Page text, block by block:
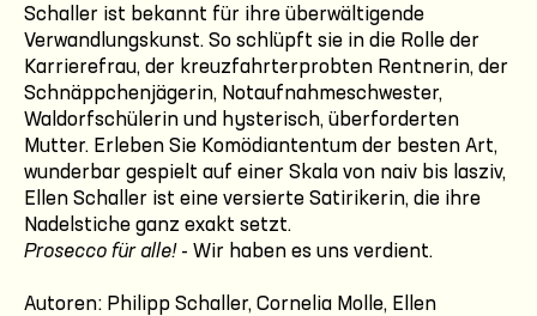
Schaller ist bekannt für ihre überwältigende
Verwandlungskunst. So schlüpft sie in die Rolle der
Karrierefrau, der kreuzfahrterprobten Rentnerin, der
Schnäppchenjägerin, Notaufnahmeschwester,
Waldorfschülerin und hysterisch, überforderten
Mutter. Erleben Sie Komödiantentum der besten Art,
wunderbar gespielt auf einer Skala von naiv bis lasziv,
Ellen Schaller ist eine versierte Satirikerin, die ihre
Nadelstiche ganz exakt setzt.
Prosecco für alle! - Wir haben es uns verdient.
Autoren: Philipp Schaller, Cornelia Molle, Ellen